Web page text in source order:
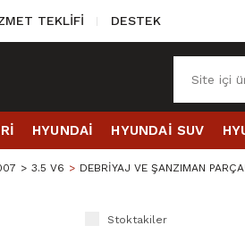
TEKLİFİ DESTEK
HYUNDAİ HYUNDAİ SUV
3.5 V6 DEBRİYAJ VE ŞANZIMAN
Stoktakiler